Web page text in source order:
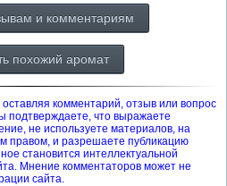
и комментариям
похожий аромат
комментарий, отзыв или вопрос
подтверждаете, что выражаете
не используете материалов, на
правом, и разрешаете публикацию
становится интеллектуальной
Мнение комментаторов может не
сайта.